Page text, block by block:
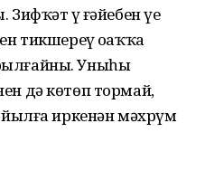
үҙ ғәйебен үҙе
тикшереү оҙаҡҡа
Уныһы
дә көтөп тормай,
иркенән мәхрүм